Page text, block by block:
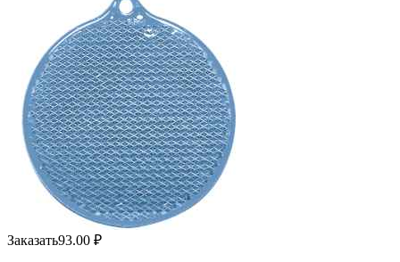
Заказать93.00 ₽